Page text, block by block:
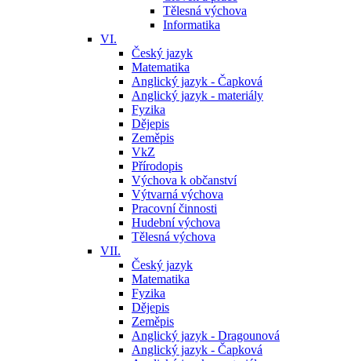
Tělesná výchova
Informatika
VI.
Český jazyk
Matematika
Anglický jazyk - Čapková
Anglický jazyk - materiály
Fyzika
Dějepis
Zeměpis
VkZ
Přírodopis
Výchova k občanství
Výtvarná výchova
Pracovní činnosti
Hudební výchova
Tělesná výchova
VII.
Český jazyk
Matematika
Fyzika
Dějepis
Zeměpis
Anglický jazyk - Dragounová
Anglický jazyk - Čapková